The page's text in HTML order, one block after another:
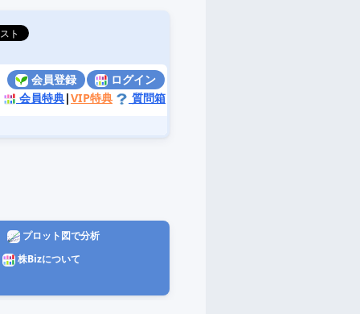
会員登録
ログイン
会員特典|VIP特典 質問箱
プロット図で分析
株Bizについて